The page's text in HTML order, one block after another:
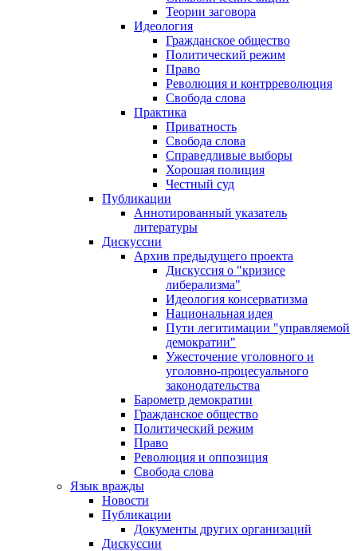
Теории заговора
Идеология
Гражданское общество
Политический режим
Право
Революция и контрреволюция
Свобода слова
Практика
Приватность
Свобода слова
Справедливые выборы
Хорошая полиция
Честный суд
Публикации
Аннотированный указатель
литературы
Дискуссии
Архив предыдущего проекта
Дискуссия о "кризисе
либерализма"
Идеология консерватизма
Национальная идея
Пути легитимации "управляемой
демократии"
Ужесточение уголовного и
уголовно-процесуального
законодательства
Барометр демократии
Гражданское общество
Политический режим
Право
Революция и оппозиция
Свобода слова
Язык вражды
Новости
Публикации
Документы других организаций
Дискуссии